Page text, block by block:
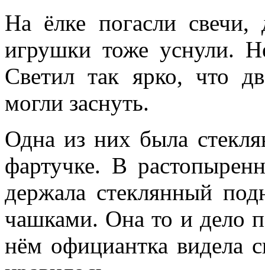
На ёлке погасли
игрушки тоже уснули.
Светил так ярко, что
могли заснуть.
Одна из них была
фартучке. В
держала стеклянный
чашками. Она то и дело
нём официантка видела